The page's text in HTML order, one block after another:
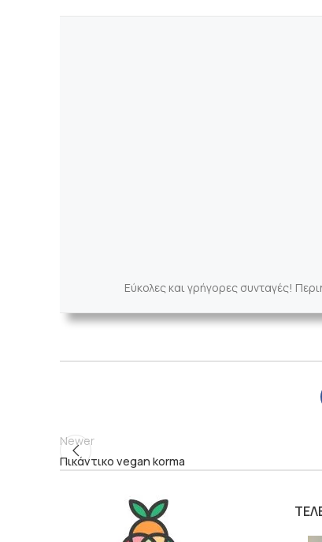
Εύκολες και γρήγορες συνταγές!
Newer
Πικάντικο vegan korma